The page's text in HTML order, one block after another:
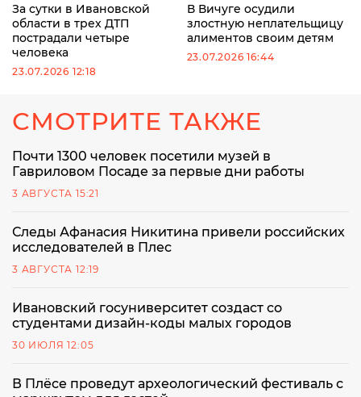
За сутки в Ивановской
области в трех ДТП
пострадали четыре
человека
23.07.2026 12:18
В Вичуге осудили
злостную неплательщицу
алиментов своим детям
23.07.2026 16:44
СМОТРИТЕ ТАКЖЕ
Почти 1300 человек посетили музей в
Гавриловом Посаде за первые дни работы
3 АВГУСТА 15:21
Следы Афанасия Никитина привели российских
исследователей в Плес
3 АВГУСТА 12:19
Ивановский госуниверситет создаст со
студентами дизайн-коды малых городов
30 ИЮЛЯ 12:05
В Плёсе проведут археологический фестиваль с